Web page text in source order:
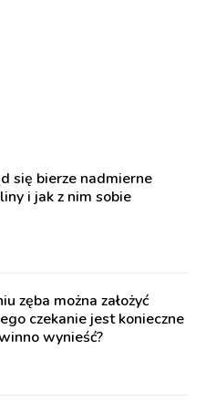
się bierze nadmierne
i jak z nim sobie
zęba można założyć
czekanie jest konieczne
wynieść?